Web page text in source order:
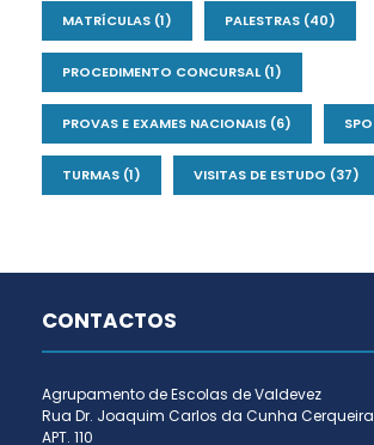
MATRÍCULAS (1) PALESTRAS (40)
PROCEDIMENTO CONCURSAL(1)
PROVAS E EXAMES NACIONAIS (6) SPO
TURMAS (1) VISITAS DE ESTUDO (37)
CONTACTOS
Agrupamento de Escolas de Valdevez
Rua Dr. Joaquim Carlos da Cunha Cerqueira
APT. 110